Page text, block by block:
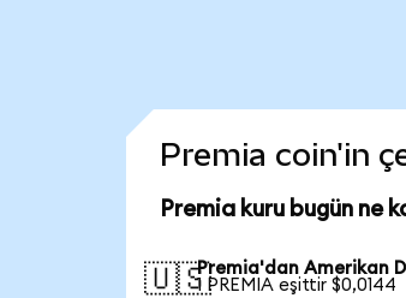
Premia coin'in
Premia kuru bugün ne
🇺🇸Premia'dan Amerikan
1 PREMIA eşittir $0,0144